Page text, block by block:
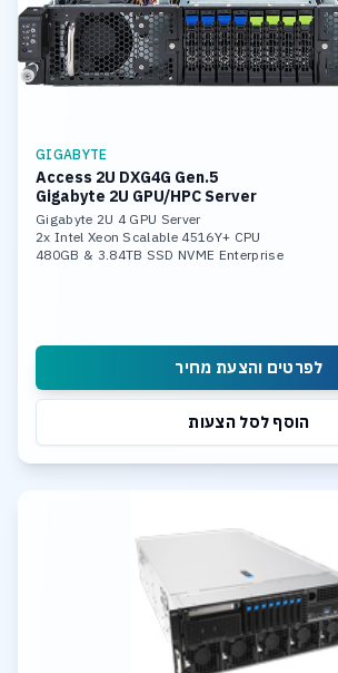
GIGABYTE
Access 2U DXG4G Gen.5
Gigabyte 2U GPU/HPC Server
Gigabyte 2U 4 GPU Server
2x Intel Xeon Scalable 4516Y+ CPU
480GB & 3.84TB SSD NVME Enterprise
לפרטים והצעת מחיר
הוסף לסל הצעות